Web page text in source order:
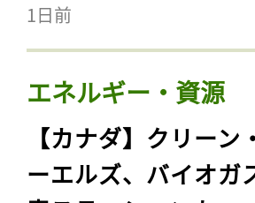
1日前
エネルギー・資源
【カナダ】クリー
ーエルズ、バイオガ